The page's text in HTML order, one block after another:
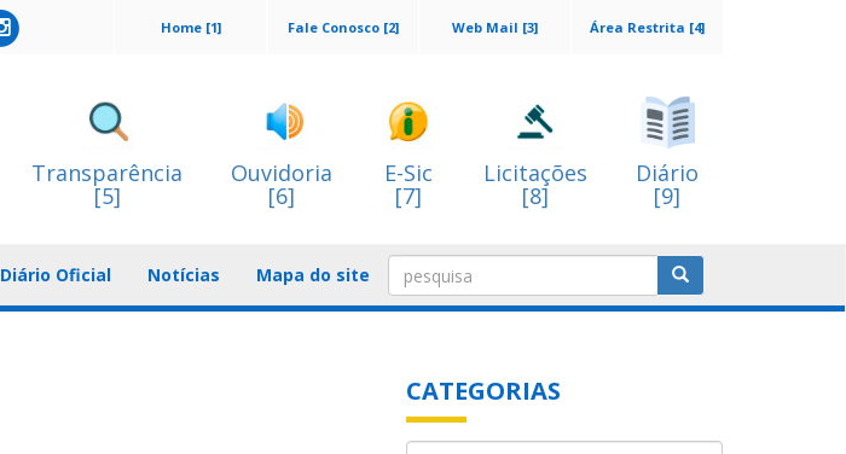
Área Restrita [4]
Web Mail [3]
Fale Conosco [2]
Home [1]
Transparência
[5]
Ouvidoria
[6]
E-Sic
[7]
Licitações
[8]
Diário
[9]
Diário Oficial Notícias Mapa do site
CATEGORIAS